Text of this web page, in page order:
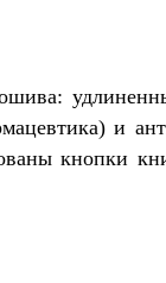
и
кнопки